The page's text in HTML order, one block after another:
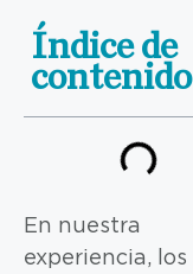
Índice de
contenido
En nuestra
experiencia, los